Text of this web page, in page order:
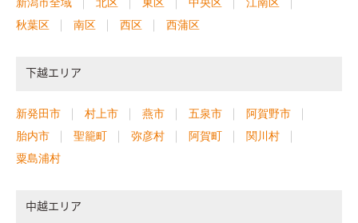
秋葉区
南区 西区 西蒲区
下越エリア
新発田市 村上市 燕市 五泉市
阿賀野市
胎内市
聖籠町 弥彦村 阿賀町
関川村
粟島浦村
中越エリア